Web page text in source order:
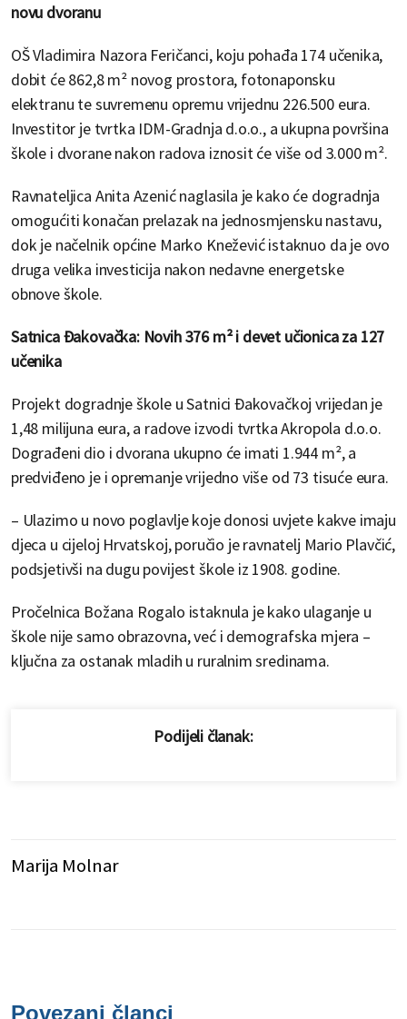
novu dvoranu
OŠ Vladimira Nazora Feričanci, koju pohađa 174 učenika,
dobit će 862,8 m² novog prostora, fotonaponsku
elektranu te suvremenu opremu vrijednu 226.500 eura.
Investitor je tvrtka IDM-Gradnja d.o.o., a ukupna površina
škole i dvorane nakon radova iznosit će više od 3.000 m².
Ravnateljica Anita Azenić naglasila je kako će dogradnja
omogućiti konačan prelazak na jednosmjensku nastavu,
dok je načelnik općine Marko Knežević istaknuo da je ovo
druga velika investicija nakon nedavne energetske
obnove škole.
Satnica Đakovačka: Novih 376 m² i devet učionica za 127
učenika
Projekt dogradnje škole u Satnici Đakovačkoj vrijedan je
1,48 milijuna eura, a radove izvodi tvrtka Akropola d.o.o.
Dograđeni dio i dvorana ukupno će imati 1.944 m², a
predviđeno je i opremanje vrijedno više od 73 tisuće eura.
– Ulazimo u novo poglavlje koje donosi uvjete kakve imaju
djeca u cijeloj Hrvatskoj, poručio je ravnatelj Mario Plavčić,
podsjetivši na dugu povijest škole iz 1908. godine.
Pročelnica Božana Rogalo istaknula je kako ulaganje u
škole nije samo obrazovna, već i demografska mjera –
ključna za ostanak mladih u ruralnim sredinama.
Podijeli članak:
Marija Molnar
Povezani članci